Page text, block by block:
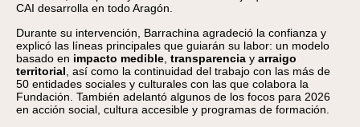
CAI desarrolla en todo Aragón.
Durante su intervención, Barrachina agradeció la confianza y
explicó las líneas principales que guiarán su labor: un modelo
basado en impacto medible transparencia y arraigo
territorial , así como la continuidad del trabajo con las más de
50 entidades sociales y culturales con las que colabora la
Fundación. También adelantó algunos de los focos para 2026
en acción social, cultura accesible y programas de formación.